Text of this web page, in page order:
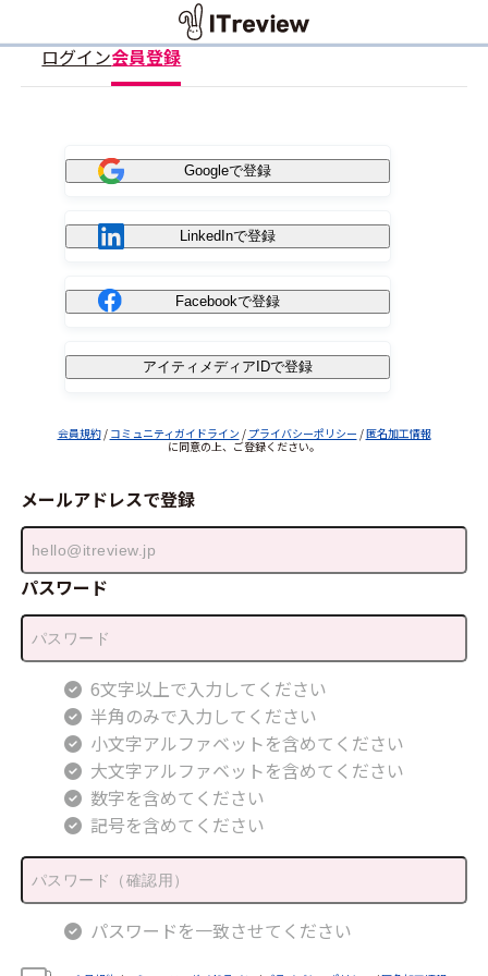
ログイン会員登録
Googleで登録
LinkedInで登録
Facebookで登録
アイティメディアIDで登録
会員規約/ コミュニティガイドライン / プライバシーポリシー /匿名加工情報
に同意の上、ご登録ください。
メールアドレスで登録
パスワード
6文字以上で入力してください
半角のみで入力してください
小文字アルファベットを含めてください
大文字アルファベットを含めてください
数字を含めてください
記号を含めてください
パスワードを一致させてください